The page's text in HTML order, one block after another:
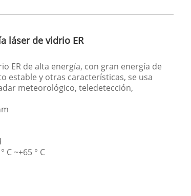
láser de vidrio ER
ER de alta energía, con gran energía de
estable y otras características, se usa
meteorológico, teledetección,
~+65 ° C